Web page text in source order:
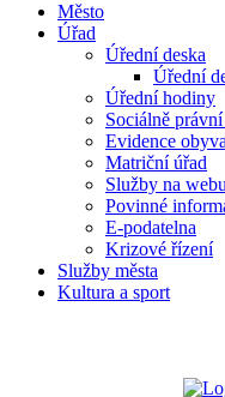
Město
Úřad
Úřední deska
Úřední
Úřední hodiny
Sociálně
Evidence
Matriční úřad
Služby na
Povinné
E-podatelna
Krizové řízení
Služby města
Kultura a sport